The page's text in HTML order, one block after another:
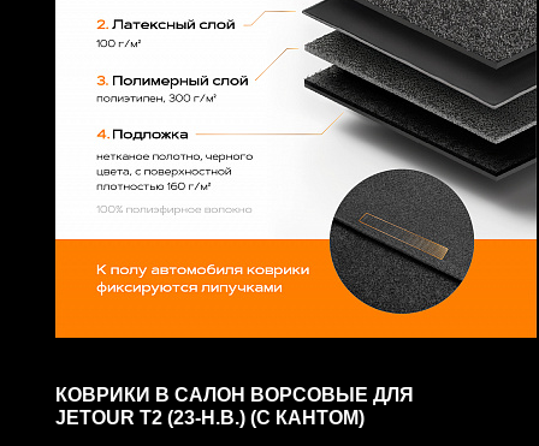
КОВРИКИ В САЛОН ВОРСОВЫЕ ДЛЯ
JETOUR T2 (23-Н.В.) (С КАНТОМ)